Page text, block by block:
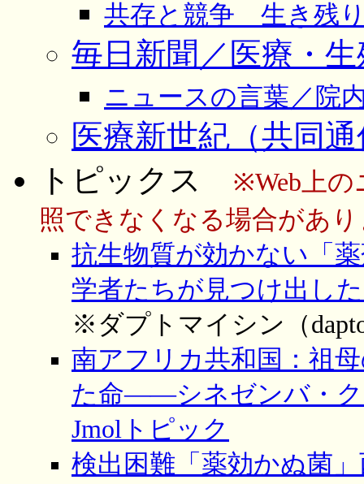
共存と競争 生き残り
毎日新聞／医療・
ニュースの言葉／院
医療新世紀（共同
トピックス
※Web上の
照できなくなる場合があ
抗生物質が効かない「
学者たちが見つけ出し
※ダプトマイシン（
南アフリカ共和国：祖
た命――シネゼンバ・ク
Jmolトピック
検出困難「薬効かぬ菌